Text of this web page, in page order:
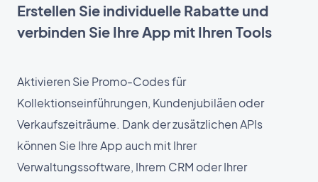
Erstellen Sie individuelle Rabatte und
verbinden Sie Ihre App mit Ihren Tools
Aktivieren Sie Promo-Codes für
Kollektionseinführungen, Kundenjubiläen oder
Verkaufszeiträume. Dank der zusätzlichen APIs
können Sie Ihre App auch mit Ihrer
Verwaltungssoftware, Ihrem CRM oder Ihrer